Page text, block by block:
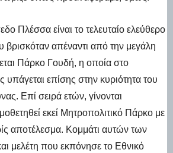
Πλέσσα είναι το τελευταίο ελεύθερο
βρισκόταν απέναντι από την μεγάλη
Πάρκο Γουδή, η οποία στο
υπάγεται επίσης στην κυριότητα του
Επί σειρά ετών, γίνονται
εκεί Μητροπολιτικό Πάρκο με
αποτέλεσμα. Κομμάτι αυτών των
μελέτη που εκπόνησε το Εθνικό